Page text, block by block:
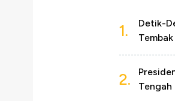
1.
Detik-
2.
Tengah